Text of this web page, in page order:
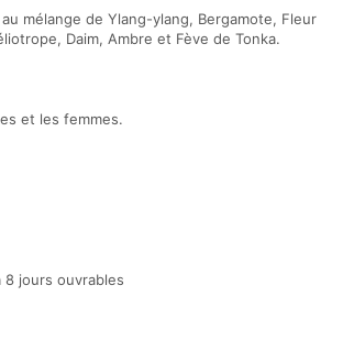
mélange de Ylang-ylang, Bergamote, Fleur
Daim, Ambre et Fève de Tonka.
et les femmes.
8 jours ouvrables